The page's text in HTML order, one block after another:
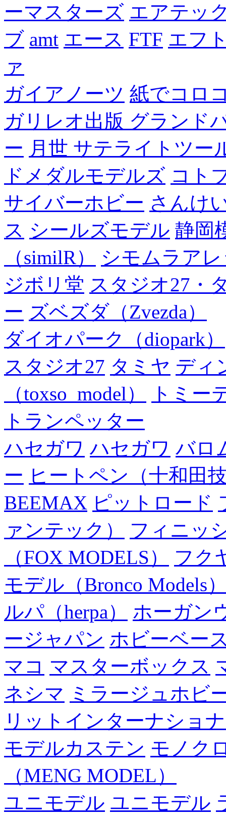
ーマスターズ エアテッ
ブ amt エース FTF エフ
ァ
ガイアノーツ 紙でコロ
ガリレオ出版 グランド
ー 月世 サテライトツー
ドメダルモデルズ コト
サイバーホビー さんけ
ス シールズモデル 静岡
（similR）
シモムラア
ジボリ堂 スタジオ27・
ー ズベズダ（Zvezda）
ダイオパーク（diopark）
スタジオ27 タミヤ ディ
（toxso_model）
トミー
トランペッター
ハセガワ ハセガワ バロ
ー ヒートペン（十和田
BEEMAX ピットロード
ァンテック）
フィニッ
（FOX MODELS）
フク
モデル（Bronco Models
ルパ（herpa）
ホーガン
ージャパン ホビーベー
マコ マスターボックス
ネシマ ミラージュホビ
リットインターナショ
モデルカステン モノク
（MENG MODEL）
ユニモデル ユニモデル